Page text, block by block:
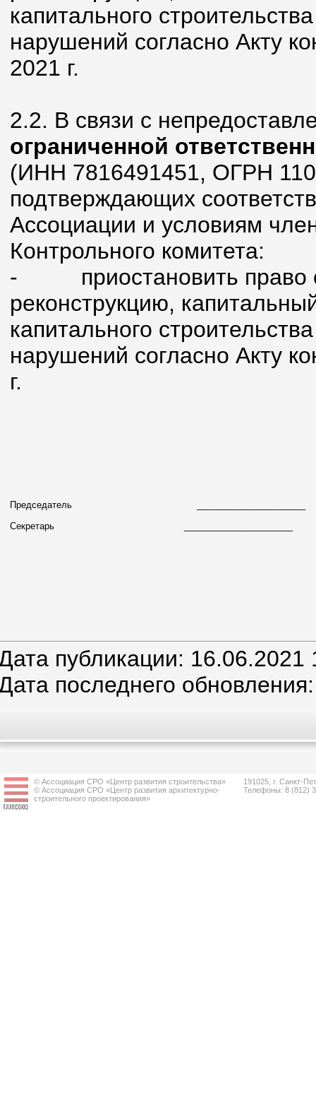
капитального
нарушений согласно Акту
2021 г.
2.2. В связи с
ограниченной
(ИНН 7816491451, ОГРН
подтверждающих
Ассоциации и условиям
Контрольного комитета:
- приостановить право
реконструкцию,
капитального
нарушений согласно Акту
г.
Председатель
Секретарь
публикации: 16.06.2021
последнего
© Ассоциация СРО «Центр развития строительства»
© Ассоциация СРО «Центр развития архитектурно-
строительного проектирования»
191025, г. Санкт-
Телефоны: 8 (812)